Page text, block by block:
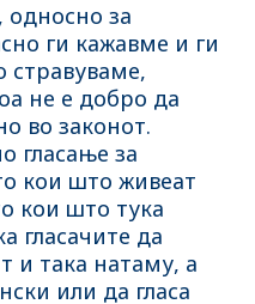
за
ги кажавме и ги
не е добро да
во законот.
гласање за
кои што живеат
кои што тука
гласачите да
и така натаму, а
или да гласа